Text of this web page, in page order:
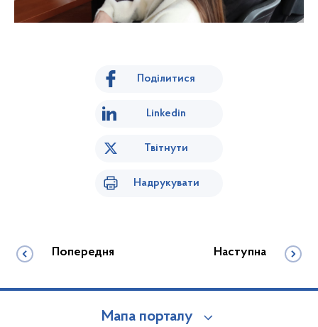
Поділитися
Linkedin
Твітнути
Надрукувати
Попередня Наступна
Мапа порталу